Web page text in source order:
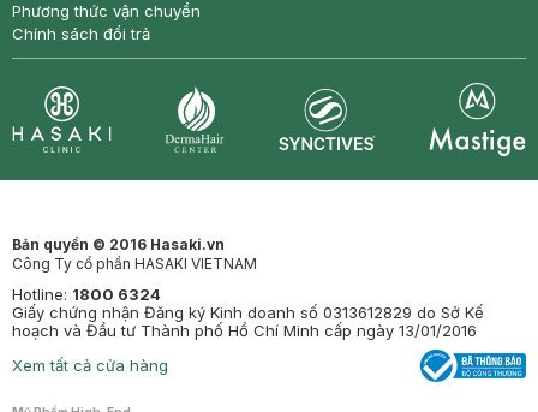
Phương thức vận chuyển
Chính sách đổi trả
Bản quyền © 2016 Hasaki.vn
Công Ty cổ phần HASAKI VIETNAM
Hotline: 1800 6324
Giấy chứng nhận Đăng ký Kinh doanh số 0313612829 do Sở Kế
hoạch và Đầu tư Thành phố Hồ Chí Minh cấp ngày 13/01/2016
Xem tất cả cửa hàng